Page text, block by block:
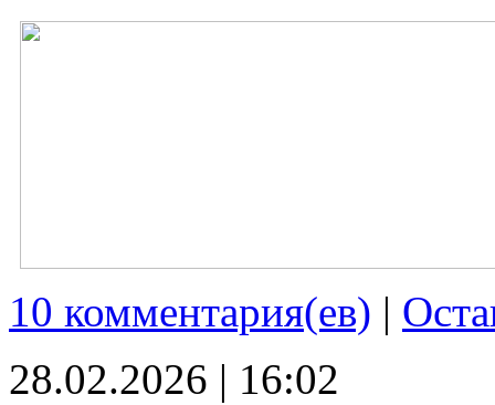
10 комментария(ев) |
28.02.2026 | 16:02